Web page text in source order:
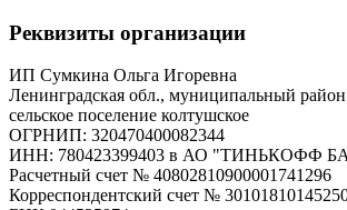
Реквизиты организации
ИП Сумкина Ольга Игоревна
Ленинградская обл., муниципальный
сельское поселение колтушское
ОГРНИП: 320470400082344
ИНН: 780423399403 в АО "ТИНЬКОФФ
Расчетный счет № 40802810900001741296
Корреспондентский счет №